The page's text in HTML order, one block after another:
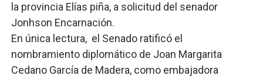
la provincia Elías piña, a solicitud del senador
Jonhson Encarnación.
En única lectura, el Senado ratificó el
nombramiento diplomático de Joan Margarita
Cedano García de Madera, como embajadora